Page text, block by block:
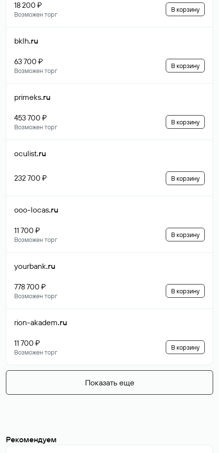
18 200 ₽
Возможен торг
В корзину
bklh.ru
63 700 ₽
Возможен торг
В корзину
primeks.ru
453 700 ₽
Возможен торг
В корзину
oculist.ru
232 700 ₽ В корзину
ooo-locas.ru
11 700 ₽
Возможен торг
В корзину
yourbank.ru
778 700 ₽
Возможен торг
В корзину
rion-akadem.ru
11 700 ₽
Возможен торг
В корзину
Показать еще
Рекомендуем